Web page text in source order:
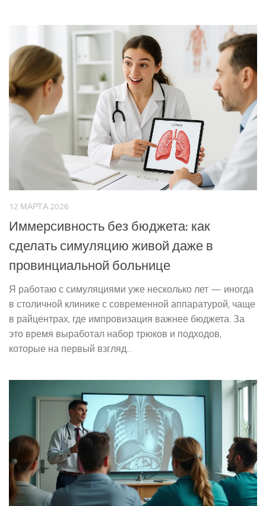
12 МАРТА 2026
Иммерсивность без бюджета: как
сделать симуляцию живой даже в
провинциальной больнице
Я работаю с симуляциями уже несколько лет — иногда
в столичной клинике с современной аппаратурой, чаще
в райцентрах, где импровизация важнее бюджета. За
это время выработал набор трюков и подходов,
которые на первый взгляд...